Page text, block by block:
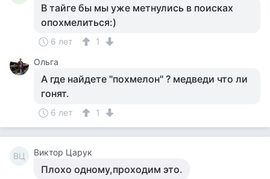
В тайге бы мы уже метнулись в поисках
опохмелиться:)
6 лет
1
Ольга
А где найдете "похмелон" ? медведи что ли
гонят.
6 лет 1
ВЦ Виктор Царук
Плохо одному,проходим это.